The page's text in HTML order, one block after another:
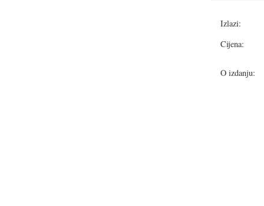
Izlazi:
Cijena:
O izdanju: